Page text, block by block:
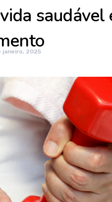
saudável
janeiro, 2025